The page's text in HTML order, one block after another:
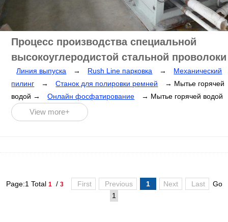
Процесс производства специальной
высокоуглеродистой стальной проволоки
Линия выпуска → Rush Line парковка →
Механический
пилинг
→ Станок для полировки ремней
→ Мытье горячей
водой →
Онлайн фосфатирование
→ Мытье горячей водой
→
высыхание Линейный волочильный станок
Натяжная рама
→
View more+
Page:1 Total 1 / 3 First Previous 1 Next Last Go